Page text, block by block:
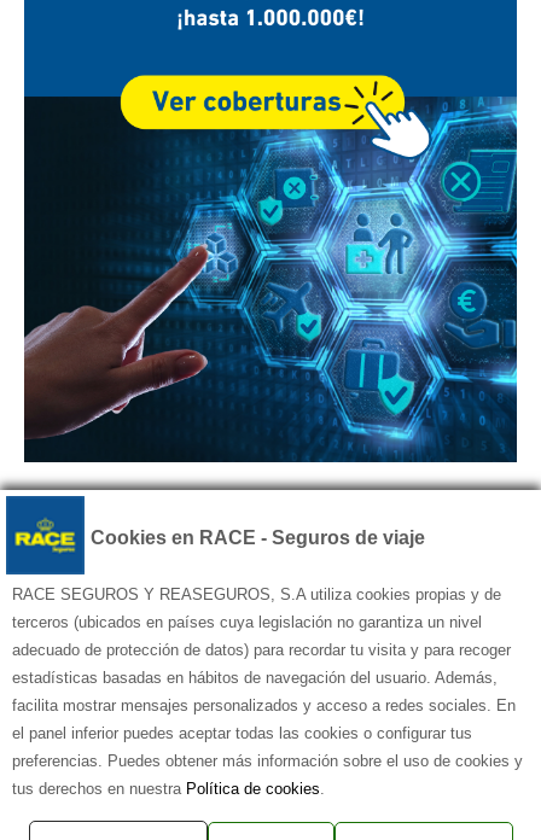
Cookies en RACE - Seguros de viaje
RACE SEGUROS Y REASEGUROS, S.A utiliza cookies propias y de
terceros (ubicados en países cuya legislación no garantiza un nivel
adecuado de protección de datos) para recordar tu visita y para recoger
estadísticas basadas en hábitos de navegación del usuario. Además,
facilita mostrar mensajes personalizados y acceso a redes sociales. En
el panel inferior puedes aceptar todas las cookies o configurar tus
preferencias. Puedes obtener más información sobre el uso de cookies y
tus derechos en nuestra Política de cookies.
© Seguros de viaje RACE – Todos
los derechos reservados
Aviso legal
Política de privacidad
Atención al Cliente | Canal de
denuncias